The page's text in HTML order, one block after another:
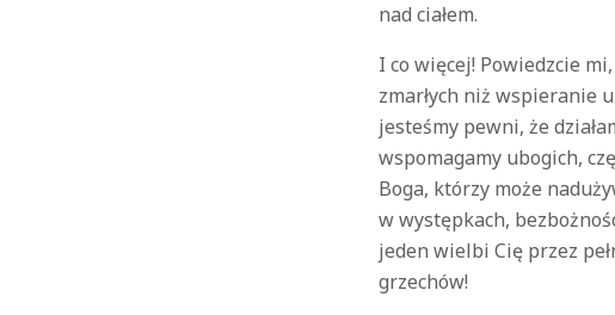
nad ciałem.
I co więcej! Powiedzcie
zmarłych niż wspieranie
jesteśmy pewni, że
wspomagamy ubogich,
Boga, którzy może
w występkach,
jeden wielbi Cię przez
grzechów!